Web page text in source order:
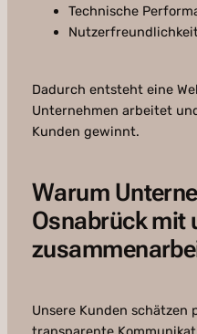
Technische
Dadurch entsteht eine
Unternehmen arbeitet
Kunden gewinnt.
Warum
Osnabrück mit
Unsere Kunden schätzen